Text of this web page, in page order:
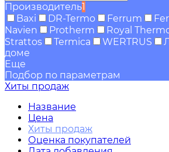
Производитель1
Baxi
DR-Termo Ferrum
Navien
Protherm Royal
Strattos
Termica WERTRUS
доме
Еще
Подбор по параметрам
Хиты продаж
Название
Цена
Хиты продаж
Оценка покупателей